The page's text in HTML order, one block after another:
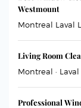
Westmount
Montreal Laval
Living Room
Montreal · Laval
Professional